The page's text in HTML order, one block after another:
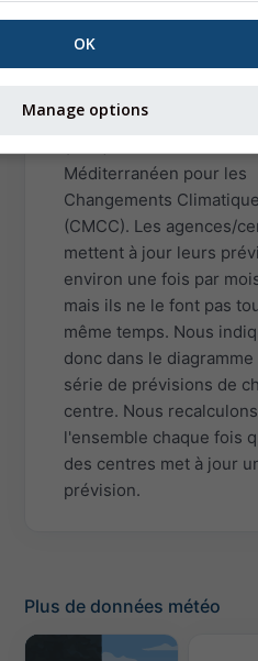
(DWD), le UK-MetOffice
(UKMO), MétéoFrance
météorologique
Méditerranéen pour les
Changements
(CMCC). Les agences/
mettent à jour leurs
environ une fois par
mais ils ne le font pas
même temps. Nous
donc dans le diagramme
série de prévisions de
centre. Nous recalculons
l'ensemble chaque fois
des centres met à jour
prévision.
Plus de données météo
OK
Manage options